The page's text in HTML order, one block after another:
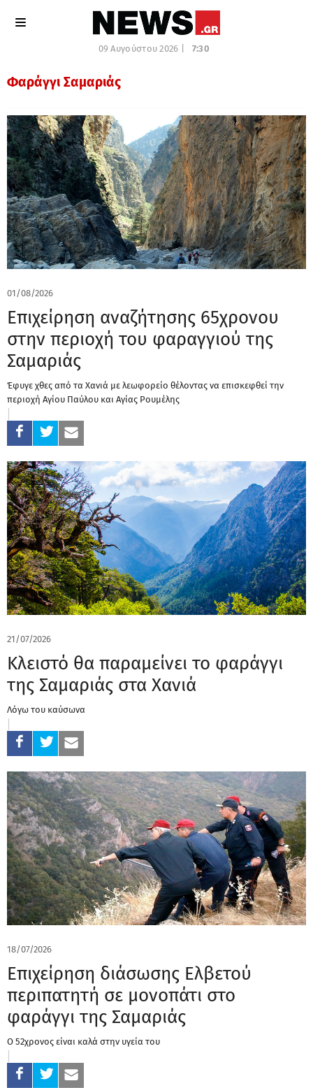
09 Αυγούστου 2026 | 7:30
Φαράγγι Σαμαριάς
01/08/2026
Επιχείρηση αναζήτησης 65χρονου
στην περιοχή του φαραγγιού της
Σαμαριάς
Έφυγε χθες από τα Χανιά με λεωφορείο θέλοντας να επισκεφθεί την
περιοχή Αγίου Παύλου και Αγίας Ρουμέλης
21/07/2026
Κλειστό θα παραμείνει το φαράγγι
της Σαμαριάς στα Χανιά
Λόγω του καύσωνα
18/07/2026
Επιχείρηση διάσωσης Ελβετού
περιπατητή σε μονοπάτι στο
φαράγγι της Σαμαριάς
Ο 52χρονος είναι καλά στην υγεία του